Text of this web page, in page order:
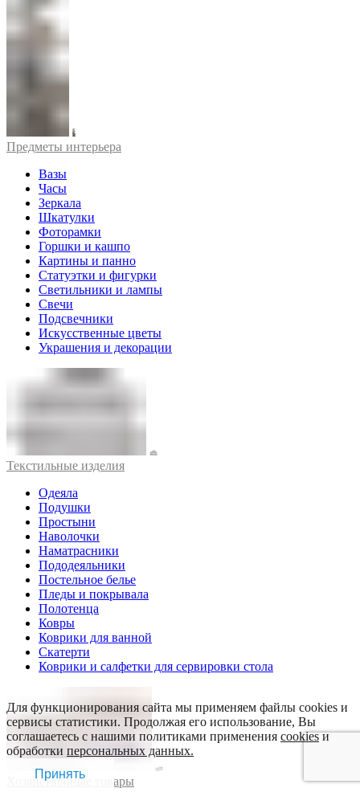
Предметы интерьера
Вазы
Часы
Зеркала
Шкатулки
Фоторамки
Горшки и кашпо
Картины и панно
Статуэтки и фигурки
Светильники и лампы
Свечи
Подсвечники
Искусственные цветы
Украшения и декорации
Текстильные изделия
Одеяла
Подушки
Простыни
Наволочки
Наматрасники
Пододеяльники
Постельное белье
Пледы и покрывала
Полотенца
Ковры
Коврики для ванной
Скатерти
Коврики и салфетки для сервировки стола
Хозяйственные товары
Для функционирования сайта мы применяем файлы cookies и
сервисы статистики. Продолжая его использование, Вы
соглашаетесь с нашими политиками применения cookiesи
обработки персональных данных.
Принять